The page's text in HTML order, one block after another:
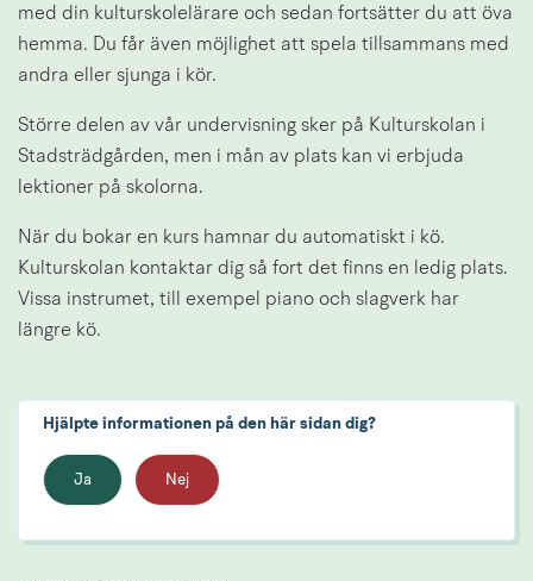
med din kulturskolelärare och sedan fortsätter du att öva
hemma. Du får även möjlighet att spela tillsammans med
andra eller sjunga i kör.
Större delen av vår undervisning sker på Kulturskolan i
Stadsträdgården, men i mån av plats kan vi erbjuda
lektioner på skolorna.
När du bokar en kurs hamnar du automatiskt i kö.
Kulturskolan kontaktar dig så fort det finns en ledig plats.
Vissa instrumet, till exempel piano och slagverk har
längre kö.
Hjälpte informationen på den här sidan dig?
Ja Nej